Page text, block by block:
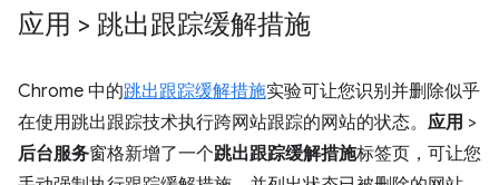
应用 > 跳出跟踪缓解措施
Chrome 中的跳出跟踪缓解措施实验可让您识别并删除似乎
在使用跳出跟踪技术执行跨网站跟踪的网站的状态。 应用 >
后台服务窗格新增了一个跳出跟踪缓解措施标签页，可让您